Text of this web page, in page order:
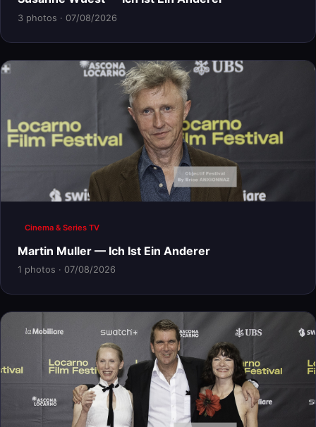
3 photos · 07/08/2026
Cinema & Series TV
Martin Muller — Ich Ist Ein Anderer
1 photos · 07/08/2026